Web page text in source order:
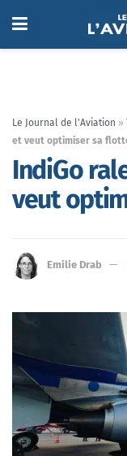
Le Journal de l'Aviation »
et veut optimiser sa
IndiGo
veut
Emilie Drab